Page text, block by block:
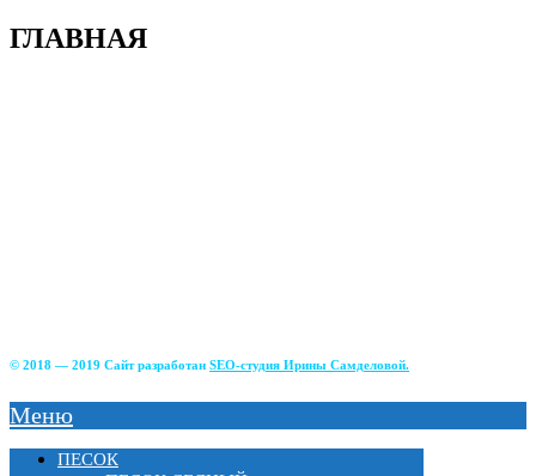
ГЛАВНАЯ
© 2018 — 2019 Сайт разработан SEO-студия Ирины Самделовой.
Меню
ПЕСОК